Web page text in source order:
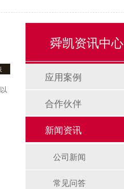
舜凯资讯中心
应用案例
合作伙伴
新闻资讯
公司新闻
常见问答
泡沫消火栓箱